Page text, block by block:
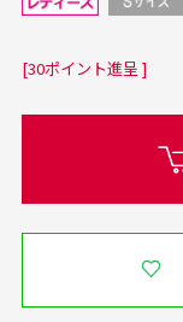
[30ポイント進呈 ]